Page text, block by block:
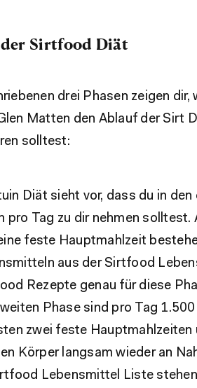
Sirtfood Diät
drei Phasen zeigen dir,
Matten den Ablauf der Sirt
solltest:
Diät sieht vor, dass du in
pro Tag zu dir nehmen
feste Hauptmahlzeit
aus der Sirtfood
Rezepte genau für diese
Phase sind pro Tag
zwei feste Hauptmahlzeiten
Körper langsam wieder an
Lebensmittel Liste